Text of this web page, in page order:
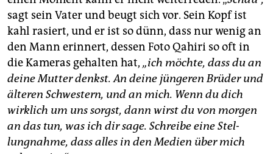
sagt sein Vater und beugt sich vor. Sein Kopf ist
kahl rasiert, und er ist so dünn, dass nur wenig an
den Mann erinnert, dessen Foto Qahiri so oft in
die Kameras gehalten hat, „ich möchte, dass du an
deine Mutter denkst. An deine jüngeren Brüder und
älteren Schwestern, und an mich. Wenn du dich
wirklich um uns sorgst, dann wirst du von morgen
an das tun, was ich dir sage. Schreibe eine Stel­
lungnahme, dass alles in den Medien über mich